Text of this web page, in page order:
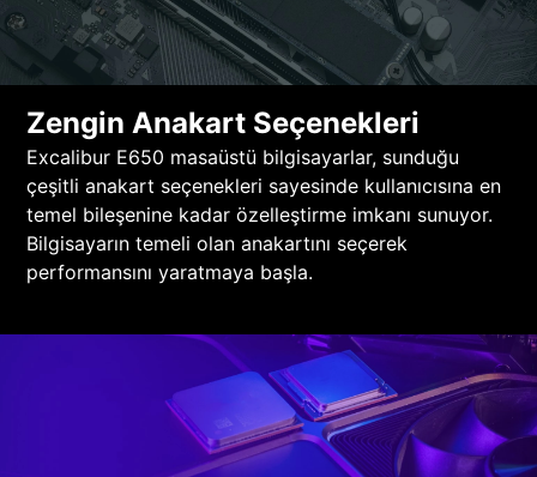
Zengin Anakart Seçenekleri
Excalibur E650 masaüstü bilgisayarlar, sunduğu
çeşitli anakart seçenekleri sayesinde kullanıcısına en
temel bileşenine kadar özelleştirme imkanı sunuyor.
Bilgisayarın temeli olan anakartını seçerek
performansını yaratmaya başla.